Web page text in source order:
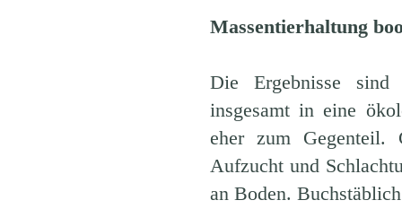
Massentierhaltung
Die Ergebnisse sind
insgesamt in eine
eher zum Gegenteil.
Aufzucht und
an Boden.